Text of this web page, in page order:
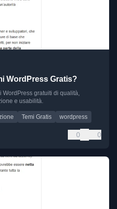
WordPress Gratis?
gratuiti di qualità,
e usabilità.
Temi Gratis wordpress
0 0